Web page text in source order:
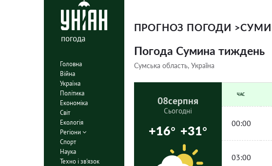
погода
Головна
Війна
Україна
Політика
Економіка
Світ
Екологія
Регіони
Спорт
Наука
Техно і зв'язок
ПРОГНОЗ ПОГОДИ >СУМИ
Погода Сумина тиждень
Сумська область, Україна
08серпня
Сьогодні
+16° +31°
ЧАС
00:00
03:00